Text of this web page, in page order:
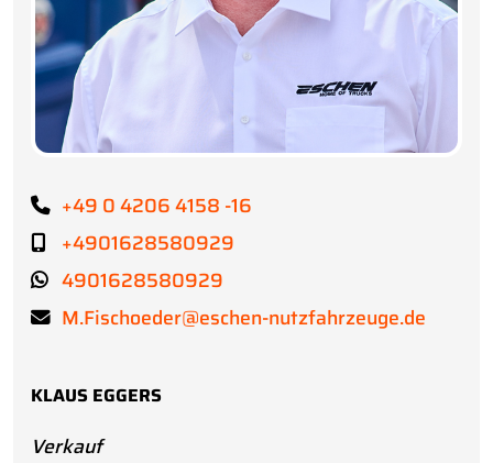
+49 0 4206 4158 -16
+4901628580929
4901628580929
M.Fischoeder@eschen-nutzfahrzeuge.de
KLAUS EGGERS
Verkauf